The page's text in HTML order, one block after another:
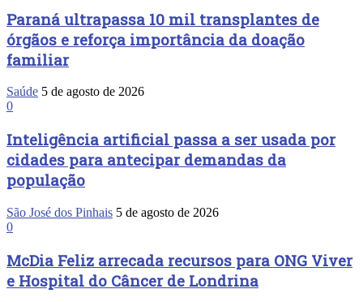
Paraná ultrapassa 10 mil transplantes de
órgãos e reforça importância da doação
familiar
Saúde 5 de agosto de 2026
0
Inteligência artificial passa a ser usada por
cidades para antecipar demandas da
população
São José dos Pinhais 5 de agosto de 2026
0
McDia Feliz arrecada recursos para ONG Viver
e Hospital do Câncer de Londrina